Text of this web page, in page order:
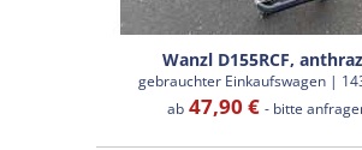
Wanzl D155RCF,
gebrauchter Einkaufswagen |
ab47,90 € - bitte